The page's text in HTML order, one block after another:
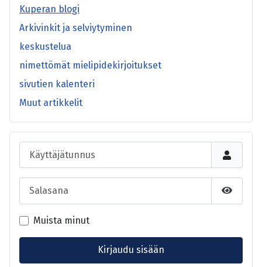
Kuperan blogi
Arkivinkit ja selviytyminen
keskustelua
nimettömät mielipidekirjoitukset
sivutien kalenteri
Muut artikkelit
Käyttäjätunnus
Salasana
Näytä
Muista minut
Kirjaudu sisään